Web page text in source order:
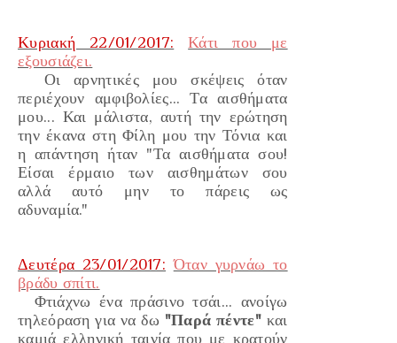
Κυριακή 22/01/2017:
Κάτι που με
εξουσιάζει.
Οιαρνητικές μου σκέψεις όταν
περιέχουν αμφιβολίες... Τα αισθήματα
μου... Και μάλιστα, αυτή την ερώτηση
την έκανα στη Φίλη μου την Τόνια και
η απάντηση ήταν "Τα αισθήματα σου!
Είσαι έρμαιο των αισθημάτων σου
αλλά αυτό μην το πάρεις ως
αδυναμία."
Δευτέρα 23/01/2017: Όταν γυρνάω το
βράδυ σπίτι.
Φτιάχνω ένα πράσινο τσάι... ανοίγω
τηλεόραση για να δω "Παρά πέντε" και
καμιά ελληνική ταινία που με κρατούν